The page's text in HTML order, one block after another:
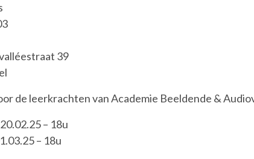
39
de leerkrachten van Academie Beeldende &
– 18u
– 18u